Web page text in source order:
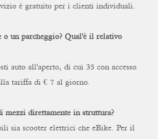
è gratuito per i clienti individuali.
o un parcheggio? Qual'è il relativo
auto all'aperto, di cui 35 con accesso
tariffa di € 7 al giorno.
direttamente in struttura?
sia scooter elettrici che eBike. Per il